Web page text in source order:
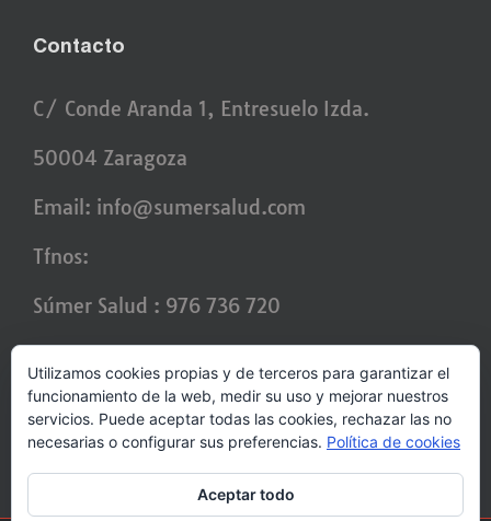
Contacto
C/ Conde Aranda 1, Entresuelo Izda.
50004 Zaragoza
Email: info@sumersalud.com
Tfnos:
Súmer Salud : 976 736 720
Alejandro : 670 436 456
Utilizamos cookies propias y de terceros para garantizar el
funcionamiento de la web, medir su uso y mejorar nuestros
servicios. Puede aceptar todas las cookies, rechazar las no
necesarias o configurar sus preferencias. Política de cookies
Aceptar todo